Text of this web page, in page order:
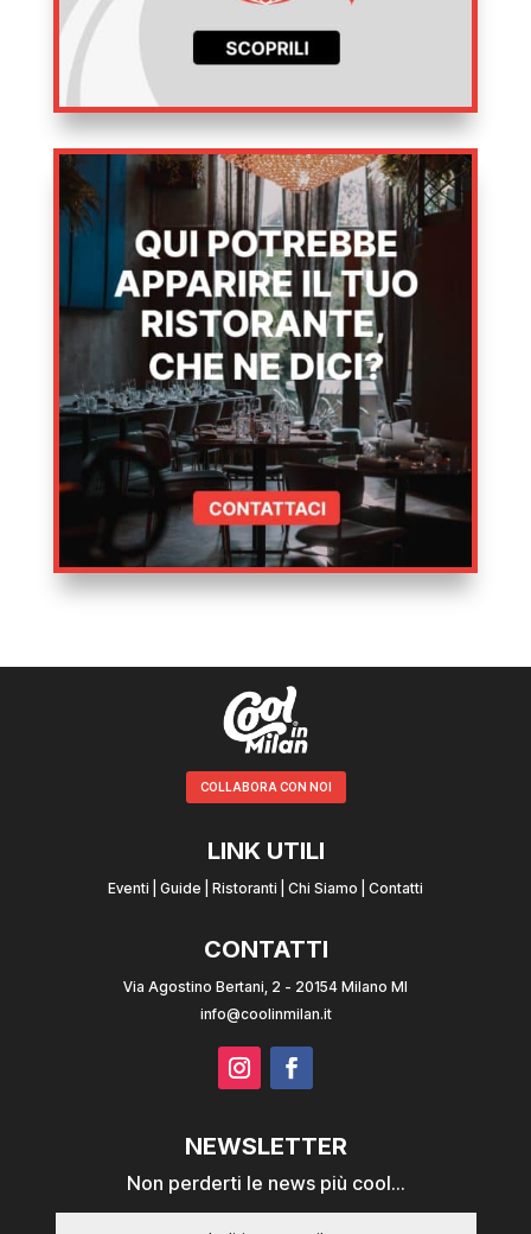
COLLABORA CON NOI
LINK UTILI
Eventi Guide Ristoranti Chi Siamo Contatti
CONTATTI
Via Agostino Bertani, 2 - 20154 Milano MI
info@coolinmilan.it
NEWSLETTER
Non perderti le news più cool...